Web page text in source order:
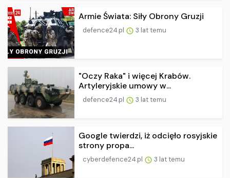
Armie Świata: Siły Obrony Gruzji
defence24.pl 3 lat temu
"Oczy Raka" i więcej Krabów.
Artyleryjskie umowy w...
defence24.pl 3 lat temu
Google twierdzi, iż odcięło rosyjskie
strony propa...
cyberdefence24.pl 3 lat temu